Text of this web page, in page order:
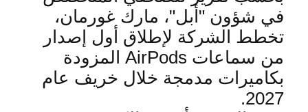
في شؤون "أبل"، مارك غورمان،
تخطط الشركة لإطلاق أول إصدار
من سماعات
المزودة
بكاميرات مدمجة خلال خريف عام
2027
.